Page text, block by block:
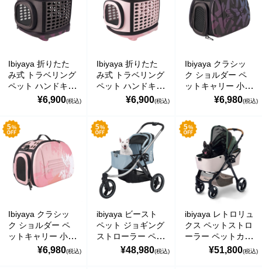
Ibiyaya 折りたた
み式 トラベリング
ペット ハンドキャ
リー スターダスト
猫 うさぎ ペット
キャリー 通気性
ケース おでかけ
旅行 通院 軽量
Collapsible
Traveling Pet
Hand Carrier イビ
¥6,900(税込)
Ibiyaya 折りたた
み式 トラベリング
ペット ハンドキャ
リー ピンクサンセ
犬 犬 猫 うさぎ ペ
ットキャリー 通気
性 ケース おでか
け 旅行 通院 軽量
Collapsible
Traveling Pet
Hand Carrier イビ
ヤヤ FC1006-P
¥6,900(税込)
Ibiyaya クラシッ
ク ショルダー ペ
ットキャリー 小動
物 小型犬 犬 猫 う
ス おでかけ 旅行
通院 バッグ 折り
たたみ簡単
Collapsible
Shoulder Pet
Carrier スターダス
ト イビヤヤ
FC1007-B
¥6,980(税込)
Ibiyaya クラシッ
ク ショルダー ペ
ットキャリー 小動
物 小型犬 犬 猫 う
¥6,980(税込)
ibiyaya ビースト
ペット ジョギング
ストローラー ペッ
トカート (フラッ
¥48,980(税込)
ibiyaya レトロリュ
クス ペットストロ
ーラー ペットカー
ト (ソフトセージ)
¥51,800(税込)
商品一覧
ブランドから探す
MESH ジュエリー
Bellini バッグ(イタリア)
TEJAKULA 塩
ムーミン
YOPE
kusuguru Japan
noa family